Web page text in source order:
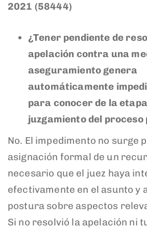
2021 (58444)
¿Tener pendiente de
apelación contra una
aseguramiento genera
automáticamente
para conocer de la
juzgamiento del proceso
No. El impedimento no surge
asignación formal de un
necesario que el juez haya
efectivamente en el asunto y
postura sobre aspectos
Si no resolvió la apelación ni